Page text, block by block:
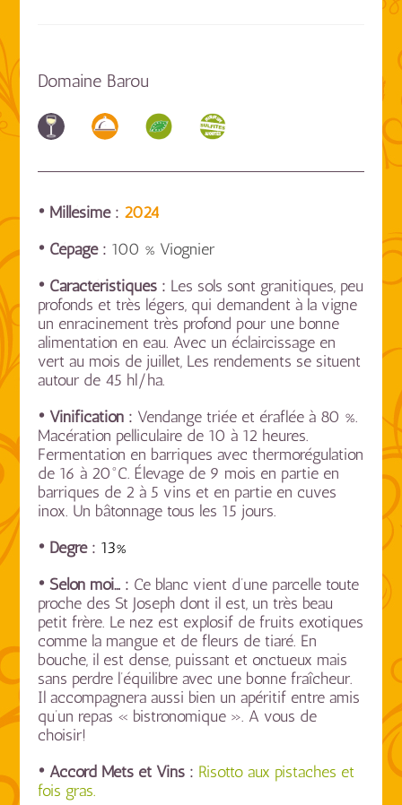
Domaine Barou
• Millésime : 2024
• Cépage : 100 % Viognier
• Caractéristiques : Les sols sont granitiques, peu
profonds et très légers, qui demandent à la vigne
un enracinement très profond pour une bonne
alimentation en eau. Avec un éclaircissage en
vert au mois de juillet, Les rendements se situent
autour de 45 hl/ha.
• Vinification : Vendange triée et éraflée à 80 %.
Macération pelliculaire de 10 à 12 heures.
Fermentation en barriques avec thermorégulation
de 16 à 20°C. Élevage de 9 mois en partie en
barriques de 2 à 5 vins et en partie en cuves
inox. Un bâtonnage tous les 15 jours.
• Degré : 13%
• Selon moi… : Ce blanc vient d’une parcelle toute
proche des St Joseph dont il est, un très beau
petit frère. Le nez est explosif de fruits exotiques
comme la mangue et de fleurs de tiaré. En
bouche, il est dense, puissant et onctueux mais
sans perdre l’équilibre avec une bonne fraîcheur.
Il accompagnera aussi bien un apéritif entre amis
qu’un repas « bistronomique ». A vous de
choisir!
• Accord Mets et Vins : Risotto aux pistaches et
fois gras.